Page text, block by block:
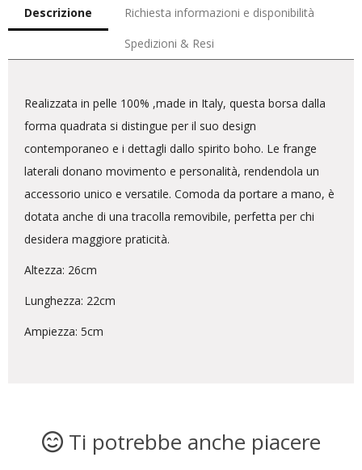
Descrizione
Richiesta informazioni e disponibilità
Spedizioni & Resi
Realizzata in pelle 100% ,made in Italy, questa borsa dalla
forma quadrata si distingue per il suo design
contemporaneo e i dettagli dallo spirito boho. Le frange
laterali donano movimento e personalità, rendendola un
accessorio unico e versatile. Comoda da portare a mano, è
dotata anche di una tracolla removibile, perfetta per chi
desidera maggiore praticità.
Altezza: 26cm
Lunghezza: 22cm
Ampiezza: 5cm
Ti potrebbe anche piacere